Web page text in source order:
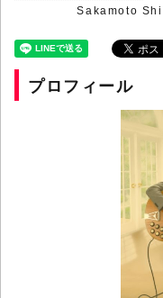
Sakamoto
プロフィール